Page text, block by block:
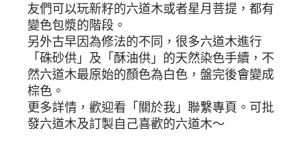
友們可以玩新籽的六道木或者星月菩提，都有
變色包漿的階段。
另外古早因為修法的不同，很多六道木進行
「硃砂供」及「酥油供」的天然染色手續，不
然六道木最原始的顏色為白色，盤完後會變成
棕色。
更多詳情，歡迎看「關於我」聯繫專頁。可批
發六道木及訂製自己喜歡的六道木～